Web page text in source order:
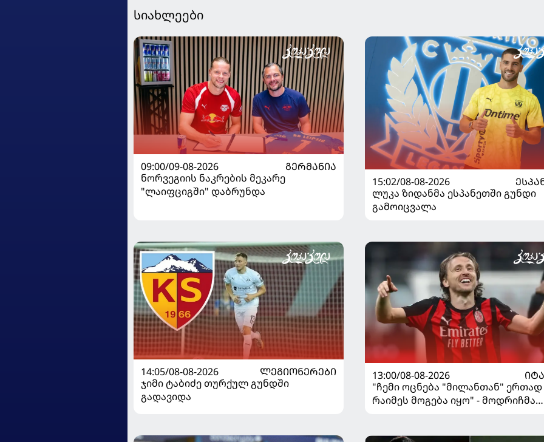
სიახლეები
09:00/09-08-2026
ᲒᲔᲠᲛᲐᲜᲘᲐ
ნორვეგიის ნაკრების მეკარე
"ლაიფციგში" დაბრუნდა
15:02/08-08-2026
ლუკა ზიდანმა ესპანეთში გუნდი
გამოიცვალა
14:05/08-08-2026
ᲚᲔᲒᲘᲝᲜᲔᲠᲔᲑᲘ
ჯიმი ტაბიძე თურქულ გუნდში
გადავიდა
13:00/08-08-2026
"ჩემი ოცნება "მილანთან" ერთად
რაიმეს მოგება იყო" - მოდრიჩმა